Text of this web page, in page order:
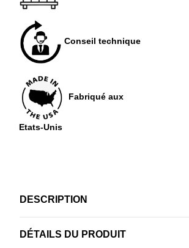
Conseil technique
Fabriqué aux
Etats-Unis
DESCRIPTION
DÉTAILS DU PRODUIT